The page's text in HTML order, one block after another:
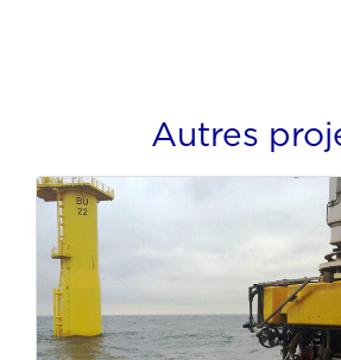
Autres